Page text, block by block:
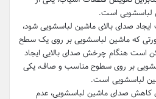
لباسشویی است.
صدای بالای ماشین لباسشویی شود،
که ماشین لباسشویی بر روی یک سطح
است هنگام چرخش صدای بالایی ایجاد
بر روی سطوح مناسب و صاف، یکی
لباسشویی است.
کاهش صدای ماشین لباسشویی، عدم